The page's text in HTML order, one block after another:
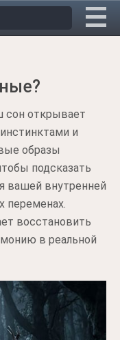
сон открывает
и
образы
подсказать
вашей внутренней
переменах.
восстановить
в реальной